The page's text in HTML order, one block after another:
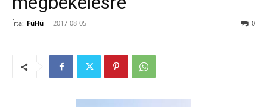
Írta: FüHü - 2017-08-05 0